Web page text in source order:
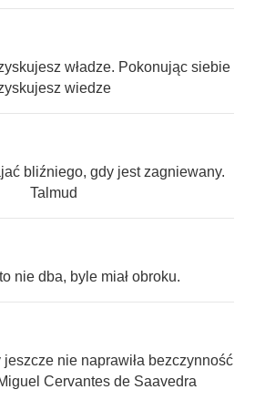
władze. Pokonując siebie
wiedze
bliźniego, gdy jest zagniewany.
Talmud
nie dba, byle miał obroku.
nie naprawiła bezczynność
Cervantes de Saavedra